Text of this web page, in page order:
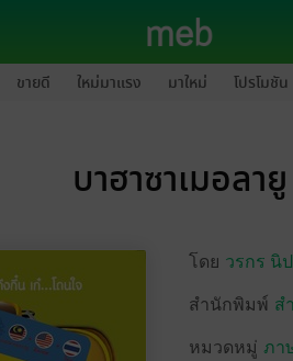
ขายดี ใหม่มาแรง มาใหม่ โปรโมชัน
บาฮาซาเมอลายู
โดย วรกร นิ
สำนักพิมพ์ ส
หมวดหมู่ ภา